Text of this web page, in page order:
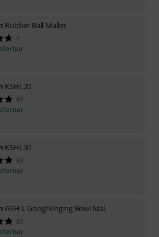
Rubber Ball Mallet
7
KSHL20
47
KSHL30
33
GSH L Gong/Singing Bowl Mal.
22